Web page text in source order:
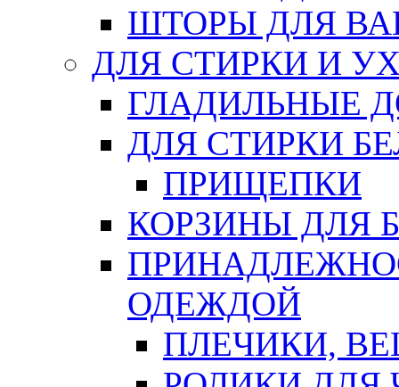
ШТОРЫ ДЛЯ
ДЛЯ СТИРКИ И
ГЛАДИЛЬНЫЕ
ДЛЯ СТИРКИ
ПРИЩЕПКИ
КОРЗИНЫ ДЛЯ
ОДЕЖДОЙ
ПЛЕЧИКИ,